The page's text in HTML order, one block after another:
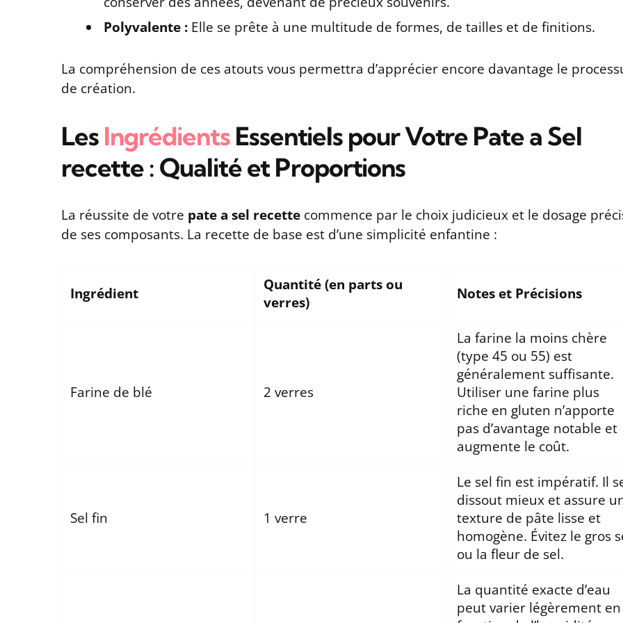
Polyvalente : Elle se prête à une multitude de formes, de tailles et de finitions.
La compréhension de ces atouts vous permettra d’apprécier encore davantage le
de création.
Les Ingrédients Essentiels pour Votre Pate a Sel
recette : Qualité et Proportions
La réussite de votre pate a sel recette commence par le choix judicieux et le dosage
de ses composants. La recette de base est d’une simplicité enfantine :
Ingrédient
Quantité (en parts ou
verres)
Notes et Précisions
Farine de blé 2 verres
La farine la moins chère
(type 45 ou 55) est
généralement suffisante.
Utiliser une farine plus
riche en gluten n’apporte
pas d’avantage notable et
augmente le coût.
Sel fin 1 verre
Le sel fin est impératif. Il
dissout mieux et assure
texture de pâte lisse et
homogène. Évitez le gros
ou la fleur de sel.
La quantité exacte d’eau
peut varier légèrement en